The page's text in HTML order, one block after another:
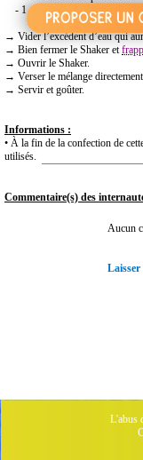
- 1 trait de sirop de Fraise
→ Vider l’excédent d’eau qui
→ Bien fermer le Shaker et
→ Ouvrir le Shaker.
→ Verser le mélange
→ Servir et goûter.
Informations :
• À la fin de la confection de
utilisés.
Commentaire(s) des
Aucun
Laisser
L'abus